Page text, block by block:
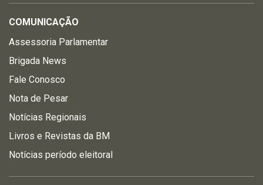
COMUNICAÇÃO
Assessoria Parlamentar
Brigada News
Fale Conosco
Nota de Pesar
Notícias Regionais
Livros e Revistas da BM
Notícias período eleitoral